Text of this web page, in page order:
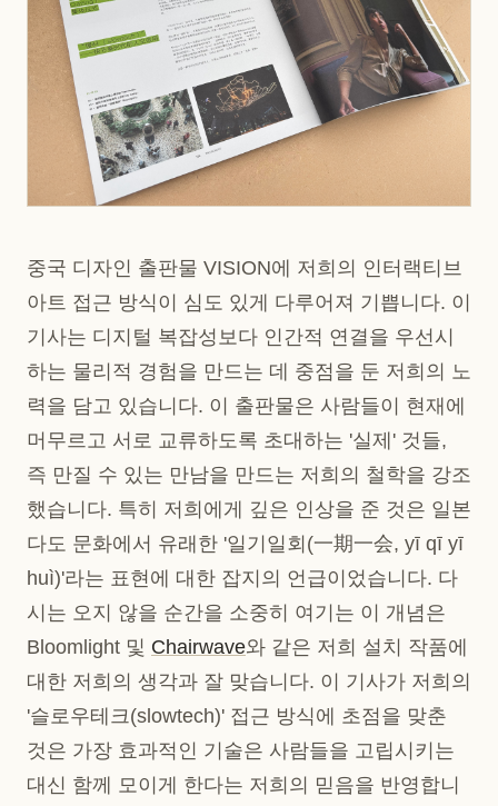
중국 디자인 출판물 VISION에 저희의 인터랙티브
아트 접근 방식이 심도 있게 다루어져 기쁩니다. 이
기사는 디지털 복잡성보다 인간적 연결을 우선시
하는 물리적 경험을 만드는 데 중점을 둔 저희의 노
력을 담고 있습니다. 이 출판물은 사람들이 현재에
머무르고 서로 교류하도록 초대하는 '실제' 것들,
즉 만질 수 있는 만남을 만드는 저희의 철학을 강조
했습니다. 특히 저희에게 깊은 인상을 준 것은 일본
다도 문화에서 유래한 '일기일회(一期一会, yī qī yī
huì)'라는 표현에 대한 잡지의 언급이었습니다. 다
시는 오지 않을 순간을 소중히 여기는 이 개념은
Bloomlight 및 Chairwave와 같은 저희 설치 작품에
대한 저희의 생각과 잘 맞습니다. 이 기사가 저희의
'슬로우테크(slowtech)' 접근 방식에 초점을 맞춘
것은 가장 효과적인 기술은 사람들을 고립시키는
대신 함께 모이게 한다는 저희의 믿음을 반영합니